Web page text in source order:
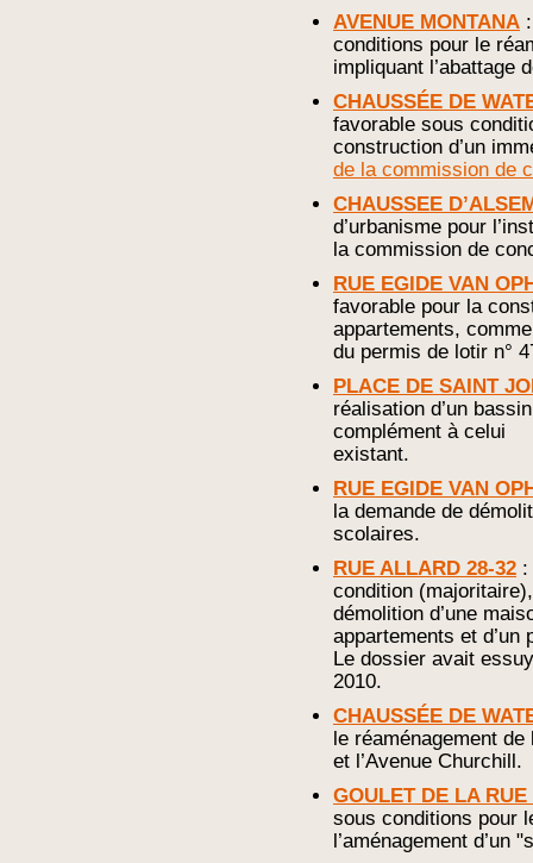
AVENUE MONTANA
conditions pour le
impliquant l’abattage
CHAUSSÉE DE
favorable sous
construction d’un
de la commission de
CHAUSSEE
d’urbanisme pour
la commission de
RUE EGIDE VAN
favorable pour la
appartements,
du permis de lotir n°
PLACE DE SAINT
réalisation d’un
complément à celui
existant.
RUE EGIDE VAN
la demande de
scolaires.
RUE ALLARD 28-32 :
condition
démolition d’une
appartements et
Le dossier avait
2010.
CHAUSSÉE DE
le réaménagement
et l’Avenue Churchill.
GOULET DE LA
sous conditions pour
l’aménagement d’un